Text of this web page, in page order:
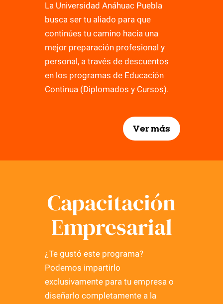
La Universidad Anáhuac Puebla
busca ser tu aliado para que
continúes tu camino hacia una
mejor preparación profesional y
personal, a través de descuentos
en los programas de Educación
Continua (Diplomados y Cursos).
Ver más
Capacitación
Empresarial
¿Te gustó este programa?
Podemos impartirlo
exclusivamente para tu empresa o
diseñarlo completamente a la